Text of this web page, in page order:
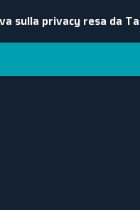
sulla privacy resa da